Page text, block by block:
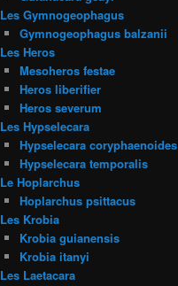
Les Gymnogeophagus
Gymnogeophagus balzanii
Les Heros
Mesoheros festae
Heros liberifier
Heros severum
Les Hypselecara
Hypselecara coryphaenoides
Hypselecara temporalis
Le Hoplarchus
Hoplarchus psittacus
Les Krobia
Krobia guianensis
Krobia itanyi
Les Laetacara